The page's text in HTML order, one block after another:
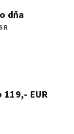
dňa
EUR